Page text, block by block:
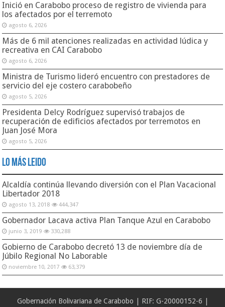
Inició en Carabobo proceso de registro de vivienda para
los afectados por el terremoto
agosto 6, 2026
Más de 6 mil atenciones realizadas en actividad lúdica y
recreativa en CAI Carabobo
agosto 6, 2026
Ministra de Turismo lideró encuentro con prestadores de
servicio del eje costero carabobeño
agosto 5, 2026
Presidenta Delcy Rodríguez supervisó trabajos de
recuperación de edificios afectados por terremotos en
Juan José Mora
agosto 5, 2026
Lo Más Leido
Alcaldía continúa llevando diversión con el Plan Vacacional
Libertador 2018
agosto 13, 2018 444,347
Gobernador Lacava activa Plan Tanque Azul en Carabobo
junio 3, 2019 330,288
Gobierno de Carabobo decretó 13 de noviembre día de
Júbilo Regional No Laborable
noviembre 10, 2017 63,379
Gobernación Bolivariana de Carabobo | RIF: G-20000152-6 |